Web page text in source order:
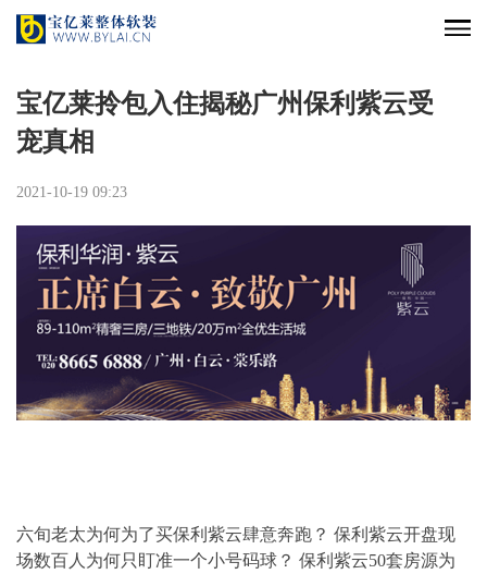
宝亿莱拎包入住揭秘广州保利紫云受
宠真相
2021-10-19 09:23
六旬老太为何为了买保利紫云肆意奔跑？ 保利紫云开盘现
场数百人为何只盯准一个小号码球？ 保利紫云50套房源为